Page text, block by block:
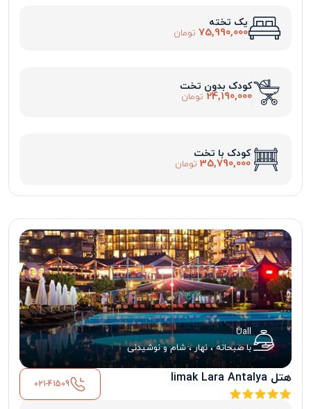
یک تخته
75,990,000 تومان
کودک بدون تخت
24,190,000 تومان
کودک با تخت
35,790,000 تومان
Uall
با صبحانه ، نهار ، شام و نوشیدنی
هتل limak Lara Antalya 021-41509